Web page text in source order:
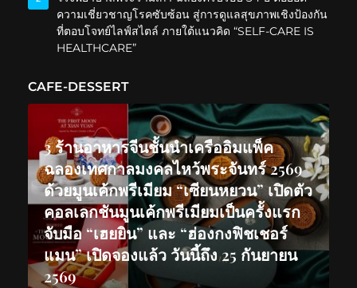
ความเชี่ยวชาญโรคซับซ้อน สู่การดูแลสุขภาพเชิงป้องกัน
ที่ตอบโจทย์ไลฟ์สไตล์ ภายใต้แนวคิด “SELF-CARE IS
HEALTHCARE”
CAFE-DESSERT
3 ร้านอาหารจีนชั้นนำเครืออิมแพ็ค
ฉลองเทศกาลมงคลไหว้พระจันทร์ 2569
ด้วยมูนเค้กพรีเมียม “เซียนหยวน” เปิดตัว
คอลเลกชันมูนเค้กพรีเมียมเป็นครั้งแรก
จับมือ “เฮยยิน” และ “ฮ่องกงฟิชเชอร์
แมน” เปิดจองแล้ว วันนี้ถึง 25 กันยายน
2569